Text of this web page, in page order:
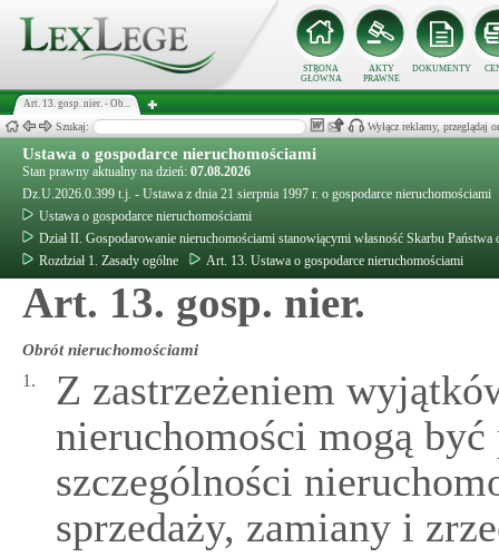
STRONA
GŁÓWNA
AKTY
PRAWNE
DOKUMENTY
Art. 13. gosp. nier. - Ob...
Szukaj: Wyłącz reklamy, przeglądaj
Ustawa o gospodarce nieruchomościami
Stan prawny aktualny na dzień: 07.08.2026
Dz.U.2026.0.399 t.j. - Ustawa z dnia 21 sierpnia 1997 r. o gospodarce nieruchomościami
Ustawa o gospodarce nieruchomościami
Dział II. Gospodarowanie nieruchomościami stanowiącymi własność Skarbu Państwa
Rozdział 1. Zasady ogólne
Art. 13. Ustawa o gospodarce nieruchomościami
Art. 13. gosp. nier.
Obrót nieruchomościami
1.
Z zastrzeżeniem
nieruchomości mogą
szczególności
sprzedaży, zamiany i